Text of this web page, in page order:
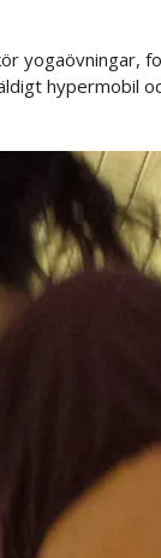
yogaövningar,
hypermobil